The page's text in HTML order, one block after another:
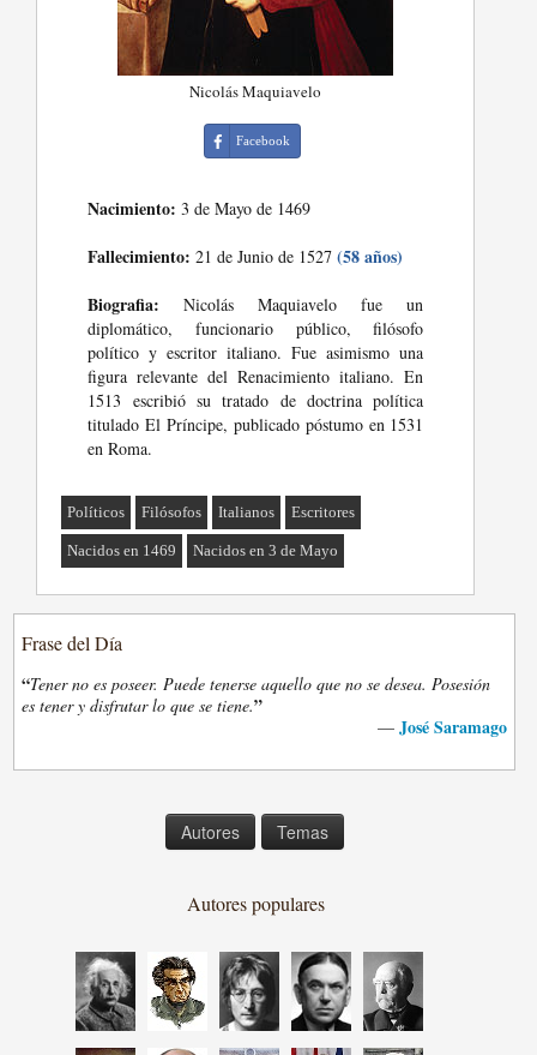
Nicolás Maquiavelo
Facebook
Nacimiento: 3 de Mayo de 1469
Fallecimiento: 21 de Junio de 1527(58 años)
Biografia: Nicolás Maquiavelo fue un
diplomático, funcionario público, filósofo
político y escritor italiano. Fue asimismo una
figura relevante del Renacimiento italiano. En
1513 escribió su tratado de doctrina política
titulado El Príncipe, publicado póstumo en 1531
en Roma.
Políticos Filósofos Italianos Escritores
Nacidos en 1469 Nacidos en 3 de Mayo
Frase del Día
“Tener no es poseer. Puede tenerse aquello que no se desea. Posesión
es tener y disfrutar lo que se tiene.”
— José Saramago
Autores Temas
Autores populares